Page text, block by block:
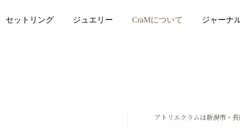
セットリング ジュエリー CraMについて ジャーナ
アトリエクラムは新潟市・